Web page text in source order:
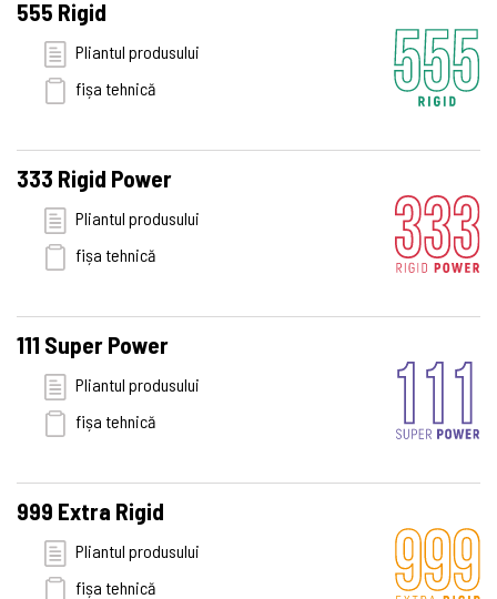
555 Rigid
Pliantul produsului
fișa tehnică
333 Rigid Power
Pliantul produsului
fișa tehnică
111 Super Power
Pliantul produsului
fișa tehnică
999 Extra Rigid
Pliantul produsului
fișa tehnică